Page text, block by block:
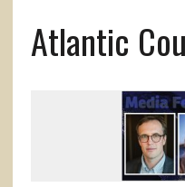
Atlantic